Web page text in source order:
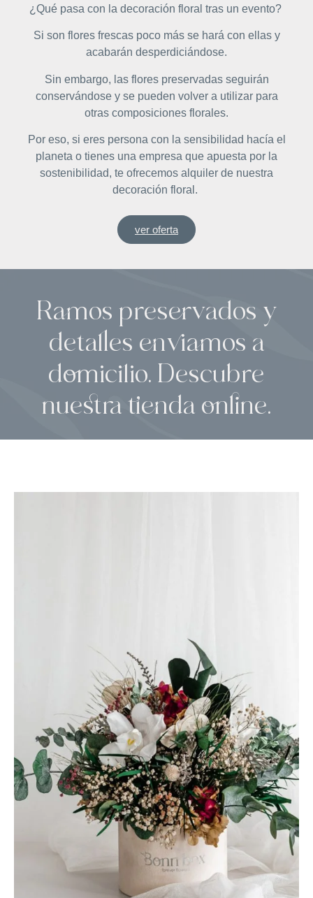
¿Qué pasa con la decoración floral tras un evento?
Si son flores frescas poco más se hará con ellas y
acabarán desperdiciándose.
Sin embargo, las flores preservadas seguirán
conservándose y se pueden volver a utilizar para
otras composiciones florales.
Por eso, si eres persona con la sensibilidad hacía el
planeta o tienes una empresa que apuesta por la
sostenibilidad, te ofrecemos alquiler de nuestra
decoración floral.
ver oferta
Ramos preservados y
detalles enviamos a
domicilio. Descubre
nuestra tienda online.